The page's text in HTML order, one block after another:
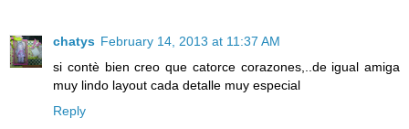
chatys February 14, 2013 at 11:37 AM
si contè bien creo que catorce corazones,..de igual amiga
muy lindo layout cada detalle muy especial
Reply